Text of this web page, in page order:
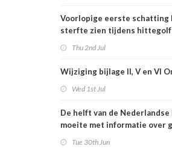
Voorlopige eerste schatting
sterfte zien tijdens hittegolf
Thu 2nd Jul
Wijziging bijlage II, V en VI
Wed 1st Jul
De helft van de
moeite met informatie over
Tue 30th Jun